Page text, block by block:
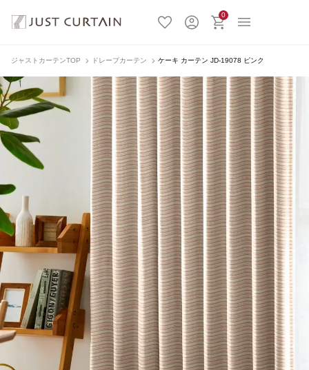
0
ジャストカーテンTOP ドレープカーテン ケーキ カーテン JD-19078 ピンク